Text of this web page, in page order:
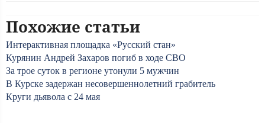
Похожие статьи
Интерактивная площадка «Русский стан»
Курянин Андрей Захаров погиб в ходе СВО
За трое суток в регионе утонули 5 мужчин
В Курске задержан несовершеннолетний грабитель
Круги дьявола с 24 мая